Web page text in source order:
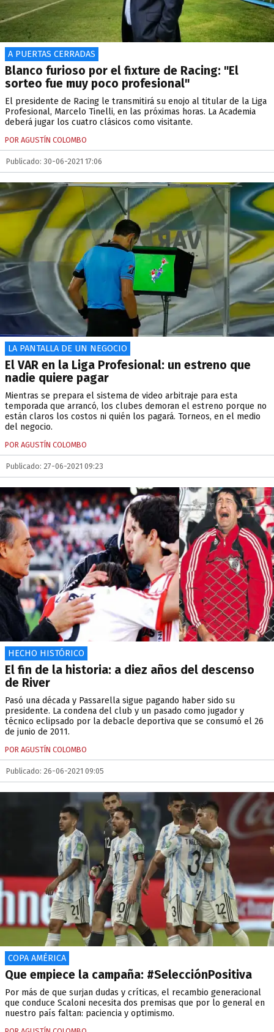
A PUERTAS CERRADAS
Blanco furioso por el fixture de Racing: "El
sorteo fue muy poco profesional"
El presidente de Racing le transmitirá su enojo al titular de la Liga
Profesional, Marcelo Tinelli, en las próximas horas. La Academia
deberá jugar los cuatro clásicos como visitante.
POR AGUSTÍN COLOMBO
Publicado: 30-06-2021 17:06
LA PANTALLA DE UN NEGOCIO
El VAR en la Liga Profesional: un estreno que
nadie quiere pagar
Mientras se prepara el sistema de video arbitraje para esta
temporada que arrancó, los clubes demoran el estreno porque no
están claros los costos ni quién los pagará. Torneos, en el medio
del negocio.
POR AGUSTÍN COLOMBO
Publicado: 27-06-2021 09:23
HECHO HISTÓRICO
El fin de la historia: a diez años del descenso
de River
Pasó una década y Passarella sigue pagando haber sido su
presidente. La condena del club y un pasado como jugador y
técnico eclipsado por la debacle deportiva que se consumó el 26
de junio de 2011.
POR AGUSTÍN COLOMBO
Publicado: 26-06-2021 09:05
COPA AMÉRICA
Que empiece la campaña: #SelecciónPositiva
Por más de que surjan dudas y críticas, el recambio generacional
que conduce Scaloni necesita dos premisas que por lo general en
nuestro país faltan: paciencia y optimismo.